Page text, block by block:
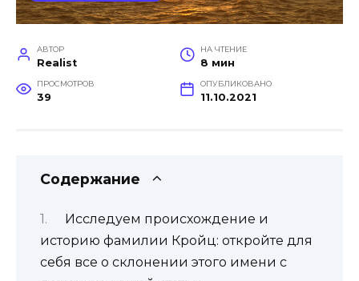
АВТОР
Realist
НА ЧТЕНИЕ
8 мин
ПРОСМОТРОВ
39
ОПУБЛИКОВАНО
11.10.2021
Содержание
Исследуем происхождение и
историю фамилии Кройц: откройте для
себя все о склонении этого имени с